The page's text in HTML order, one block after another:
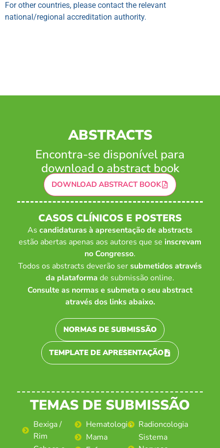
For other countries, please contact the relevant
national/regional accreditation authority.
ABSTRACTS
Encontra-se disponível para
download o abstract book
DOWNLOAD ABSTRACT BOOK
CASOS CLÍNICOS E POSTERS
As candidaturas à apresentação de abstracts
estão abertas apenas aos autores que se inscrevam
no Congresso.
Todos os abstracts deverão sersubmetidos através
da plataforma de submissão online.
Consulte as normas e submeta o seu abstract
através dos links abaixo.
NORMAS DE SUBMISSÃO
TEMPLATE DE APRESENTAÇÃO
TEMAS DE SUBMISSÃO
Bexiga /
Rim
Hematologia
Mama
Radioncologia
Sistema